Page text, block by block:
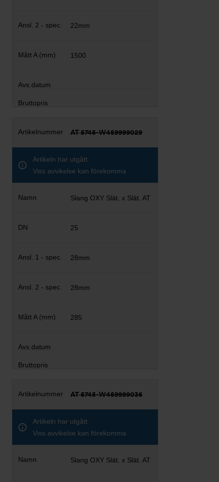
22mm
1500
AT 5745-W459999029
Artikeln har utgått
Viss avvikelse kan förekomma
Slang OXY Slät. x Slät. AT
25
28mm
28mm
285
AT 5745-W459999036
Artikeln har utgått
Viss avvikelse kan förekomma
Slang OXY Slät. x Slät. AT